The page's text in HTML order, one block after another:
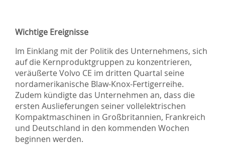
Wichtige Ereignisse
Im Einklang mit der Politik des Unternehmens, sich
auf die Kernproduktgruppen zu konzentrieren,
veräußerte Volvo CE im dritten Quartal seine
nordamerikanische Blaw-Knox-Fertigerreihe.
Zudem kündigte das Unternehmen an, dass die
ersten Auslieferungen seiner vollelektrischen
Kompaktmaschinen in Großbritannien, Frankreich
und Deutschland in den kommenden Wochen
beginnen werden.